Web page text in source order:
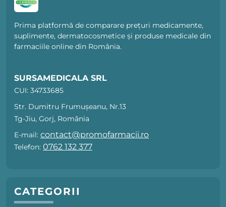
Prima platformă de comparare prețuri medicamente,
suplimente, dermatocosmetice și produse medicale din
farmaciile online din România.
SURSAMEDICALA SRL
CUI: 34733685
Str. Dumitru Frumușeanu, Nr.13
Tg-Jiu, Gorj, România
E-mail: contact@promofarmacii.ro
Telefon: 0762 132 377
CATEGORII